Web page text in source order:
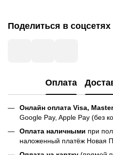
Поделиться в соцсетях
Оплата
Онлайн оплата Visa,
Google Pay, Apple Pay (без
Оплата наличными при
наложенный платёж Новая